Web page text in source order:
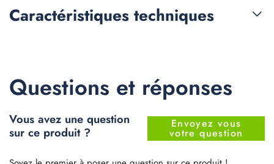
Caractéristiques techniques
Questions et réponses
Vous avez une question
sur ce produit ?
Envoyez vous
votre question